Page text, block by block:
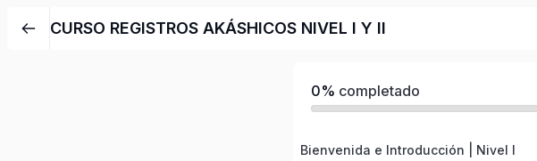
CURSO REGISTROS AKÁSHICOS NIVEL I Y II
0% completado
Bienvenida e Introducción | Nivel I